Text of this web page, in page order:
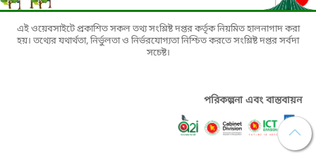
এই ওয়েবসাইটে প্রকাশিত সকল তথ্য সংশ্লিষ্ট দপ্তর কর্তৃক নিয়মিত হালনাগাদ করা
হয়। তথ্যের যথার্থতা, নির্ভুলতা ও নির্ভরযোগ্যতা নিশ্চিত করতে সংশ্লিষ্ট দপ্তর সর্বদা
সচেষ্ট।
পরিকল্পনা এবং বাস্তবায়ন